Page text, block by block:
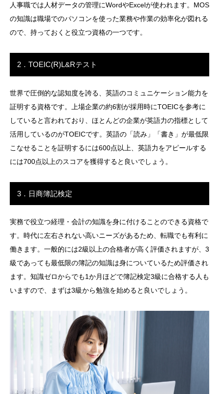
人事職では人材データの管理にWordやExcelが使われます。MOS
の知識は職場でのパソコンを使った業務や作業の効率化が図れる
ので、持っておくと役立つ資格の一つです。
2．TOEIC(R)L&Rテスト
世界で圧倒的な認知度を誇る、英語のコミュニケーション能力を
証明する資格です。上場企業の約6割が採用時にTOEICを参考に
していると言われており、ほとんどの企業が英語力の指標として
活用しているのがTOEICです。英語の「読み」「書き」が最低限
こなせることを証明するには600点以上、英語力をアピールする
には700点以上のスコアを獲得すると良いでしょう。
3．日商簿記検定
実務で役立つ経理・会計の知識を身に付けることのできる資格で
す。時代に左右されない高いニーズがあるため、転職でも有利に
働きます。一般的には2級以上の合格者が高く評価されますが、3
級であっても最低限の簿記の知識は身についているため評価され
ます。知識ゼロからでも1か月ほどで簿記検定3級に合格する人も
いますので、まずは3級から勉強を始めると良いでしょう。